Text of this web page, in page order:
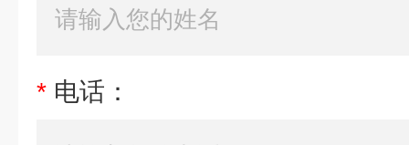
* 电话：